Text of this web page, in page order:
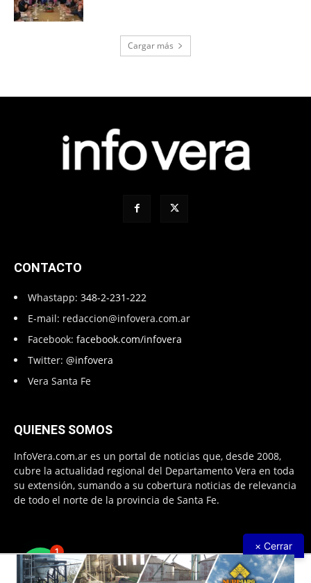
Cargar más
CONTACTO
Whastapp: 348-2-231-222
E-mail: redaccion@infovera.com.ar
Facebook: facebook.com/infovera
Twitter: @infovera
Vera Santa Fe
QUIENES SOMOS
InfoVera.com.ar es un portal de noticias que, desde 2008,
cubre la actualidad regional del Departamento Vera en toda
su extensión, sumando a su cobertura noticias de relevancia
de todo el norte de la provincia de Santa Fe.
Todos Los Derechos Reservados © 2008 – 2026. Infovera.com.ar -
× Cerrar
1